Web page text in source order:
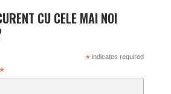
CU CELE MAI NOI
*indicates required
*